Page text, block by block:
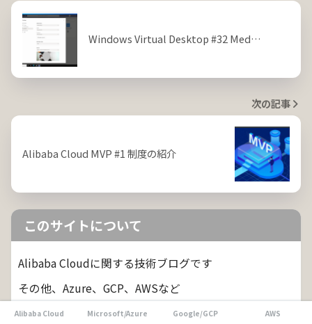
Windows Virtual Desktop #32 Med…
次の記事
Alibaba Cloud MVP #1 制度の紹介
このサイトについて
Alibaba Cloudに関する技術ブログです
その他、Azure、GCP、AWSなど
2021年から本業で扱う領域が Public Cloud からソフト
Alibaba Cloud Microsoft/Azure Google/GCP AWS